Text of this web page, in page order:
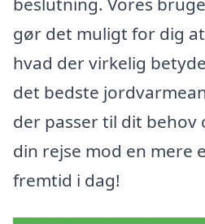
gør det muligt for dig
hvad der virkelig
det bedste
der passer til dit behov
din rejse mod en mere
fremtid i dag!